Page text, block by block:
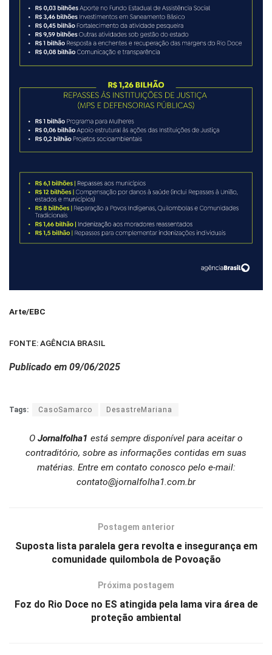
Arte/EBC
FONTE: AGÊNCIA BRASIL
Publicado em 09/06/2025
Tags: CasoSamarco DesastreMariana
O Jornalfolha1 está sempre disponível para aceitar o
contraditório, sobre as informações contidas em suas
matérias. Entre em contato conosco pelo e-mail:
contato@jornalfolha1.com.br
Postagem anterior
Suposta lista paralela gera revolta e insegurança em
comunidade quilombola de Povoação
Próxima postagem
Foz do Rio Doce no ES atingida pela lama vira área de
proteção ambiental